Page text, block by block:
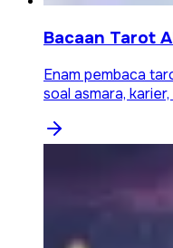
Bacaan Tarot
Enam pembaca
soal asmara, karier,